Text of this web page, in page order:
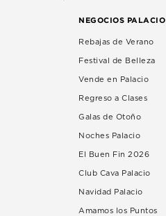
NEGOCIOS PALACIO
Rebajas de Verano
Festival de Belleza
Vende en Palacio
Regreso a Clases
Galas de Otoño
Noches Palacio
El Buen Fin 2026
Club Cava Palacio
Navidad Palacio
Amamos los Puntos